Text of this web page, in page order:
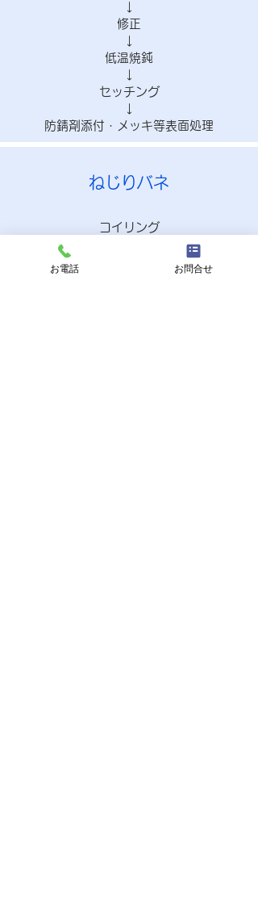
↓
修正
↓
低温焼鈍
↓
セッチング
↓
防錆剤添付・メッキ等表面処理
コイリング
ねじりバネ
お電話 お問合せ